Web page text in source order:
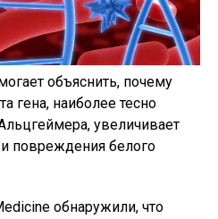
объяснить, почему
гена, наиболее тесно
увеличивает
повреждения белого
обнаружили, что